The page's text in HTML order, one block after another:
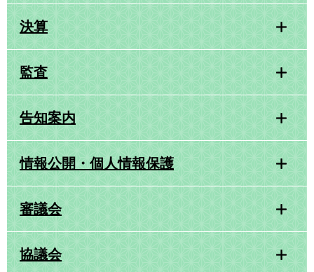
決算
監査
告知案内
情報公開・個人情報保護
審議会
協議会